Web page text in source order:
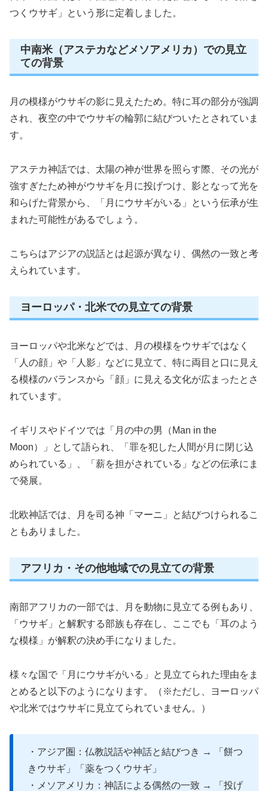
つくウサギ」という形に定着しました。
中南米（アステカなどメソアメリカ）での見立
ての背景
月の模様がウサギの影に見えたため。特に耳の部分が強調
され、夜空の中でウサギの輪郭に結びついたとされていま
す。
アステカ神話では、太陽の神が世界を照らす際、その光が
強すぎたため神がウサギを月に投げつけ、影となって光を
和らげた背景から、「月にウサギがいる」という伝承が生
まれた可能性があるでしょう。
こちらはアジアの説話とは起源が異なり、偶然の一致と考
えられています。
ヨーロッパ・北米での見立ての背景
ヨーロッパや北米などでは、月の模様をウサギではなく
「人の顔」や「人影」などに見立て、特に両目と口に見え
る模様のバランスから「顔」に見える文化が広まったとさ
れています。
イギリスやドイツでは「月の中の男（Man in the
Moon）」として語られ、「罪を犯した人間が月に閉じ込
められている」、「薪を担がされている」などの伝承にま
で発展。
北欧神話では、月を司る神「マーニ」と結びつけられるこ
ともありました。
アフリカ・その他地域での見立ての背景
南部アフリカの一部では、月を動物に見立てる例もあり、
「ウサギ」と解釈する部族も存在し、ここでも「耳のよう
な模様」が解釈の決め手になりました。
様々な国で「月にウサギがいる」と見立てられた理由をま
とめると以下のようになります。（※ただし、ヨーロッパ
や北米ではウサギに見立てられていません。）
・アジア圏：仏教説話や神話と結びつき → 「餅つ
きウサギ」「薬をつくウサギ」
・メソアメリカ：神話による偶然の一致 → 「投げ